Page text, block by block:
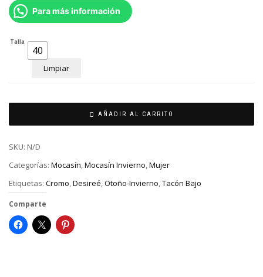
Para más información
Talla
40
Limpiar
AÑADIR AL CARRITO
SKU: N/D
Categorías: Mocasín,Mocasín Invierno,Mujer
Etiquetas: Cromo,Desireé,Otoño-Invierno,Tacón Bajo
Comparte